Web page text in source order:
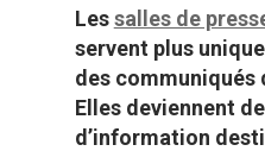
Lessalles de
servent plus
des communiqués
Elles deviennent
d’information